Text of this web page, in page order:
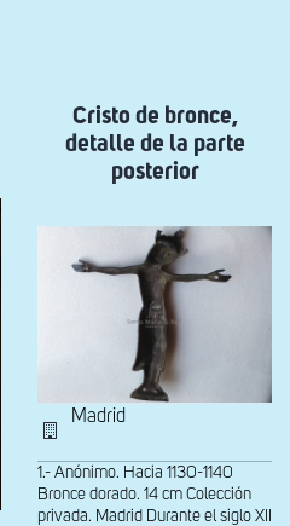
Cristo de bronce,
detalle de la parte
posterior
Madrid
1.- Anónimo. Hacia 1130-1140
Bronce dorado. 14 cm Colección
privada. Madrid Durante el siglo XII